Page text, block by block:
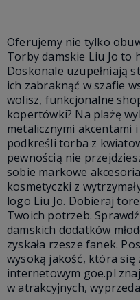
Oferujemy nie tylko
Torby damskie Liu Jo to
Doskonale uzupełniają
ich zabraknąć w szafie
wolisz, funkcjonalne
kopertówki? Na plażę
metalicznymi akcentami
podkreśli torba z
pewnością nie
sobie markowe
kosmetyczki z
logo Liu Jo. Dobieraj
Twoich potrzeb.
damskich dodatków
zyskała rzesze fanek.
wysoką jakość, która się
internetowym goe.pl
w atrakcyjnych,